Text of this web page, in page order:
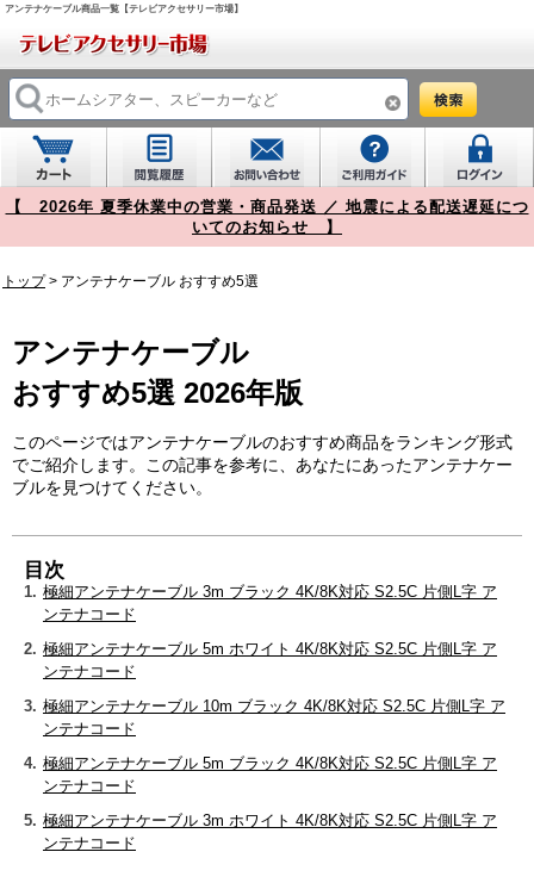
アンテナケーブル商品一覧【テレビアクセサリー市場】
【 2026年 夏季休業中の営業・商品発送 ／ 地震による配送遅延につ
いてのお知らせ 】
トップ> アンテナケーブル おすすめ5選
アンテナケーブル
おすすめ5選 2026年版
このページではアンテナケーブルのおすすめ商品をランキング形式
でご紹介します。この記事を参考に、あなたにあったアンテナケー
ブルを見つけてください。
目次
1. 極細アンテナケーブル 3m ブラック 4K/8K対応 S2.5C 片側L字 ア
ンテナコード
2. 極細アンテナケーブル 5m ホワイト 4K/8K対応 S2.5C 片側L字 ア
ンテナコード
3. 極細アンテナケーブル 10m ブラック 4K/8K対応 S2.5C 片側L字 ア
ンテナコード
4. 極細アンテナケーブル 5m ブラック 4K/8K対応 S2.5C 片側L字 ア
ンテナコード
5. 極細アンテナケーブル 3m ホワイト 4K/8K対応 S2.5C 片側L字 ア
ンテナコード